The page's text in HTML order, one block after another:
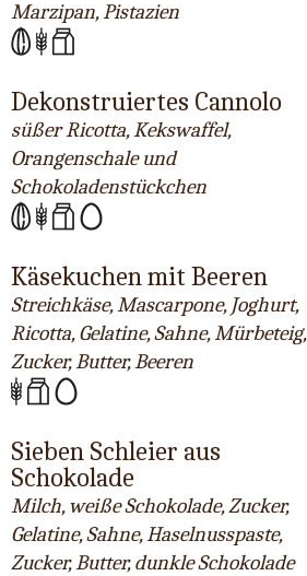
Marzipan, Pistazien
Dekonstruiertes Cannolo
süßer Ricotta, Kekswaffel,
Orangenschale und
Schokoladenstückchen
Käsekuchen mit Beeren
Streichkäse, Mascarpone, Joghurt,
Ricotta, Gelatine, Sahne, Mürbeteig,
Zucker, Butter, Beeren
Sieben Schleier aus
Schokolade
Milch, weiße Schokolade, Zucker,
Gelatine, Sahne, Haselnusspaste,
Zucker, Butter, dunkle Schokolade